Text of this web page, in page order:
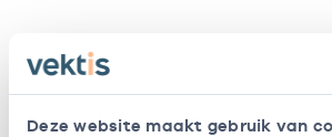
Deze website maakt gebruik van
Relaties
Ik ben werkzaam bij de volgende